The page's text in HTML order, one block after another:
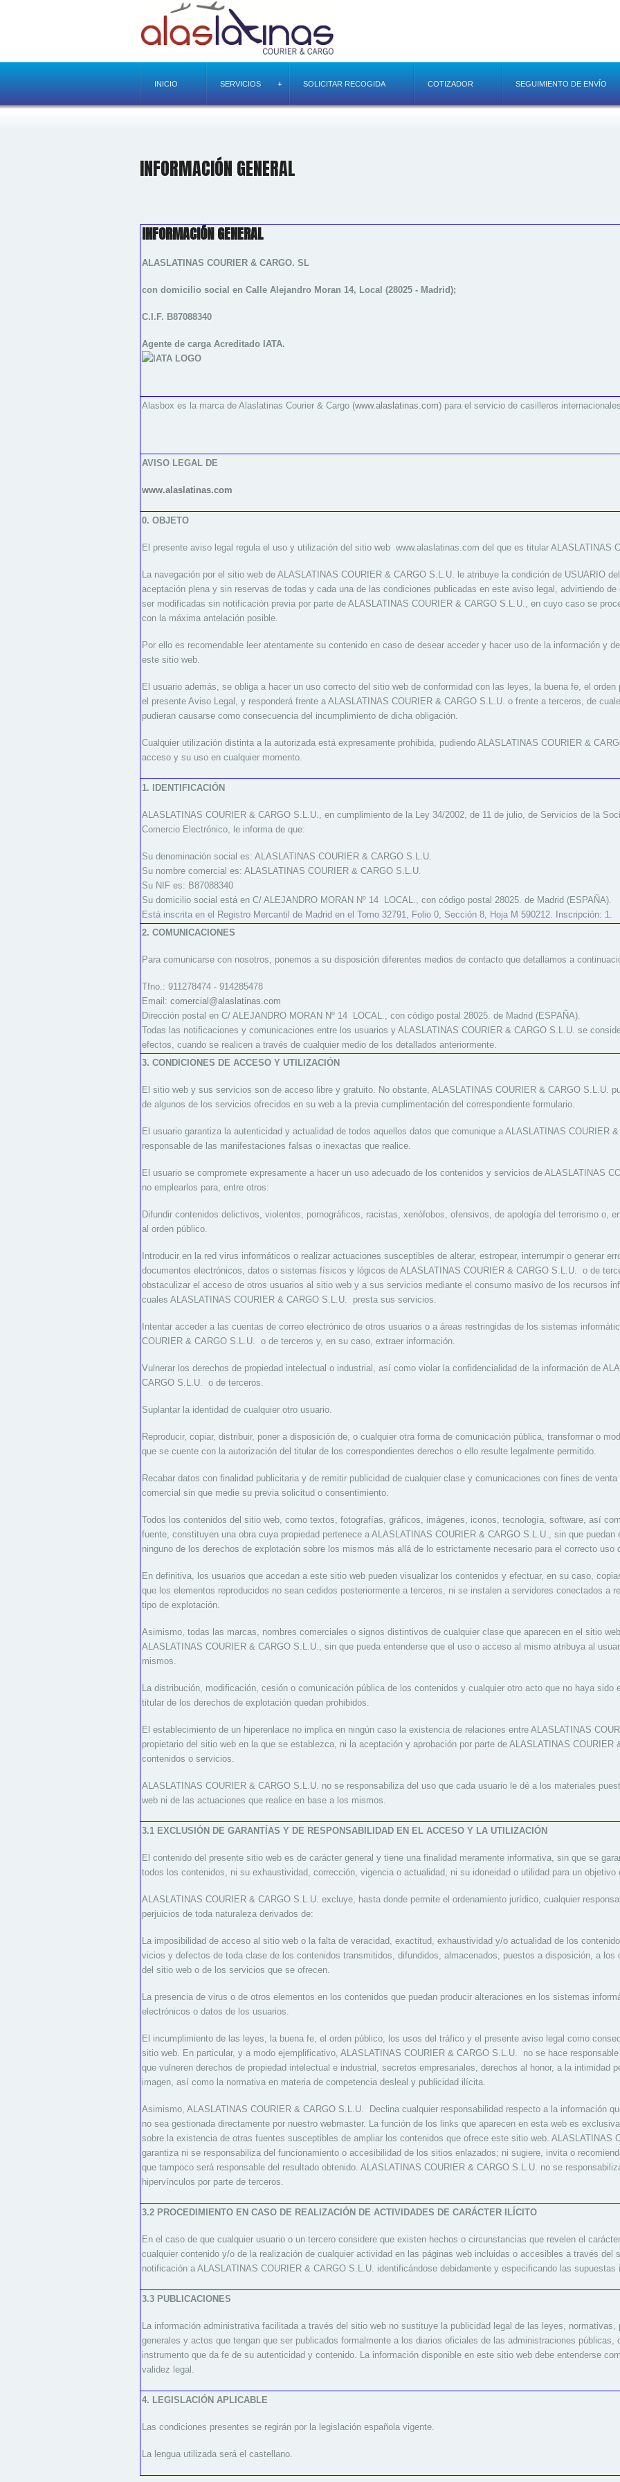
INICIO SERVICIOS SOLICITAR RECOGIDA COTIZADOR SEGUIMIENTO DE ENVÍO
INFORMACIÓN GENERAL
INFORMACIÓN GENERAL
ALASLATINAS COURIER & CARGO. SL
con domicilio social en Calle Alejandro Moran 14, Local (28025 - Madrid);
C.I.F. B87088340
Agente de carga Acreditado IATA.
Alasbox es la marca de Alaslatinas Courier & Cargo (www.alaslatinas.com) para el servicio de casilleros internacionales.
AVISO LEGAL DE
www.alaslatinas.com
0. OBJETO
El presente aviso legal regula el uso y utilización del sitio web www.alaslatinas.com del que es titular ALASLATINAS
La navegación por el sitio web de ALASLATINAS COURIER & CARGO S.L.U. le atribuye la condición de USUARIO
aceptación plena y sin reservas de todas y cada una de las condiciones publicadas en este aviso legal, advirtiendo de
ser modificadas sin notificación previa por parte de ALASLATINAS COURIER & CARGO S.L.U., en cuyo caso se
con la máxima antelación posible.
Por ello es recomendable leer atentamente su contenido en caso de desear acceder y hacer uso de la información y
este sitio web.
El usuario además, se obliga a hacer un uso correcto del sitio web de conformidad con las leyes, la buena fe, el orden
el presente Aviso Legal, y responderá frente a ALASLATINAS COURIER & CARGO S.L.U. o frente a terceros, de
pudieran causarse como consecuencia del incumplimiento de dicha obligación.
Cualquier utilización distinta a la autorizada está expresamente prohibida, pudiendo ALASLATINAS COURIER &
acceso y su uso en cualquier momento.
1. IDENTIFICACIÓN
ALASLATINAS COURIER & CARGO S.L.U., en cumplimiento de la Ley 34/2002, de 11 de julio, de Servicios de la
Comercio Electrónico, le informa de que:
Su denominación social es: ALASLATINAS COURIER & CARGO S.L.U.
Su nombre comercial es: ALASLATINAS COURIER & CARGO S.L.U.
Su NIF es: B87088340
Su domicilio social está en C/ ALEJANDRO MORAN Nº 14 LOCAL., con código postal 28025. de Madrid (ESPAÑA).
Está inscrita en el Registro Mercantil de Madrid en el Tomo 32791, Folio 0, Sección 8, Hoja M 590212. Inscripción: 1.
2. COMUNICACIONES
Para comunicarse con nosotros, ponemos a su disposición diferentes medios de contacto que detallamos a
Tfno.: 911278474 - 914285478
Email: comercial@alaslatinas.com
Dirección postal en C/ ALEJANDRO MORAN Nº 14 LOCAL., con código postal 28025. de Madrid (ESPAÑA).
Todas las notificaciones y comunicaciones entre los usuarios y ALASLATINAS COURIER & CARGO S.L.U. se
efectos, cuando se realicen a través de cualquier medio de los detallados anteriormente.
3. CONDICIONES DE ACCESO Y UTILIZACIÓN
El sitio web y sus servicios son de acceso libre y gratuito. No obstante, ALASLATINAS COURIER & CARGO S.L.U.
de algunos de los servicios ofrecidos en su web a la previa cumplimentación del correspondiente formulario.
El usuario garantiza la autenticidad y actualidad de todos aquellos datos que comunique a ALASLATINAS COURIER
responsable de las manifestaciones falsas o inexactas que realice.
El usuario se compromete expresamente a hacer un uso adecuado de los contenidos y servicios de ALASLATINAS
no emplearlos para, entre otros:
Difundir contenidos delictivos, violentos, pornográficos, racistas, xenófobos, ofensivos, de apología del terrorismo o,
al orden público.
Introducir en la red virus informáticos o realizar actuaciones susceptibles de alterar, estropear, interrumpir o generar
documentos electrónicos, datos o sistemas físicos y lógicos de ALASLATINAS COURIER & CARGO S.L.U. o de
obstaculizar el acceso de otros usuarios al sitio web y a sus servicios mediante el consumo masivo de los recursos
cuales ALASLATINAS COURIER & CARGO S.L.U. presta sus servicios.
Intentar acceder a las cuentas de correo electrónico de otros usuarios o a áreas restringidas de los sistemas
COURIER & CARGO S.L.U. o de terceros y, en su caso, extraer información.
Vulnerar los derechos de propiedad intelectual o industrial, así como violar la confidencialidad de la información de
CARGO S.L.U. o de terceros.
Suplantar la identidad de cualquier otro usuario.
Reproducir, copiar, distribuir, poner a disposición de, o cualquier otra forma de comunicación pública, transformar o
que se cuente con la autorización del titular de los correspondientes derechos o ello resulte legalmente permitido.
Recabar datos con finalidad publicitaria y de remitir publicidad de cualquier clase y comunicaciones con fines de venta
comercial sin que medie su previa solicitud o consentimiento.
Todos los contenidos del sitio web, como textos, fotografías, gráficos, imágenes, iconos, tecnología, software, así
fuente, constituyen una obra cuya propiedad pertenece a ALASLATINAS COURIER & CARGO S.L.U., sin que puedan
ninguno de los derechos de explotación sobre los mismos más allá de lo estrictamente necesario para el correcto uso
En definitiva, los usuarios que accedan a este sitio web pueden visualizar los contenidos y efectuar, en su caso,
que los elementos reproducidos no sean cedidos posteriormente a terceros, ni se instalen a servidores conectados a
tipo de explotación.
Asimismo, todas las marcas, nombres comerciales o signos distintivos de cualquier clase que aparecen en el sitio web
ALASLATINAS COURIER & CARGO S.L.U., sin que pueda entenderse que el uso o acceso al mismo atribuya al
mismos.
La distribución, modificación, cesión o comunicación pública de los contenidos y cualquier otro acto que no haya sido
titular de los derechos de explotación quedan prohibidos.
El establecimiento de un hiperenlace no implica en ningún caso la existencia de relaciones entre ALASLATINAS
propietario del sitio web en la que se establezca, ni la aceptación y aprobación por parte de ALASLATINAS COURIER
contenidos o servicios.
ALASLATINAS COURIER & CARGO S.L.U. no se responsabiliza del uso que cada usuario le dé a los materiales
web ni de las actuaciones que realice en base a los mismos.
3.1 EXCLUSIÓN DE GARANTÍAS Y DE RESPONSABILIDAD EN EL ACCESO Y LA UTILIZACIÓN
El contenido del presente sitio web es de carácter general y tiene una finalidad meramente informativa, sin que se
todos los contenidos, ni su exhaustividad, corrección, vigencia o actualidad, ni su idoneidad o utilidad para un objetivo
ALASLATINAS COURIER & CARGO S.L.U. excluye, hasta donde permite el ordenamiento jurídico, cualquier
perjuicios de toda naturaleza derivados de:
La imposibilidad de acceso al sitio web o la falta de veracidad, exactitud, exhaustividad y/o actualidad de los
vicios y defectos de toda clase de los contenidos transmitidos, difundidos, almacenados, puestos a disposición, a los
del sitio web o de los servicios que se ofrecen.
La presencia de virus o de otros elementos en los contenidos que puedan producir alteraciones en los sistemas
electrónicos o datos de los usuarios.
El incumplimiento de las leyes, la buena fe, el orden público, los usos del tráfico y el presente aviso legal como
sitio web. En particular, y a modo ejemplificativo, ALASLATINAS COURIER & CARGO S.L.U. no se hace responsable
que vulneren derechos de propiedad intelectual e industrial, secretos empresariales, derechos al honor, a la intimidad
imagen, así como la normativa en materia de competencia desleal y publicidad ilícita.
Asimismo, ALASLATINAS COURIER & CARGO S.L.U. Declina cualquier responsabilidad respecto a la información
no sea gestionada directamente por nuestro webmaster. La función de los links que aparecen en esta web es
sobre la existencia de otras fuentes susceptibles de ampliar los contenidos que ofrece este sitio web. ALASLATINAS
garantiza ni se responsabiliza del funcionamiento o accesibilidad de los sitios enlazados; ni sugiere, invita o
que tampoco será responsable del resultado obtenido. ALASLATINAS COURIER & CARGO S.L.U. no se
hipervínculos por parte de terceros.
3.2 PROCEDIMIENTO EN CASO DE REALIZACIÓN DE ACTIVIDADES DE CARÁCTER ILÍCITO
En el caso de que cualquier usuario o un tercero considere que existen hechos o circunstancias que revelen el
cualquier contenido y/o de la realización de cualquier actividad en las páginas web incluidas o accesibles a través del
notificación a ALASLATINAS COURIER & CARGO S.L.U. identificándose debidamente y especificando las supuestas
3.3 PUBLICACIONES
La información administrativa facilitada a través del sitio web no sustituye la publicidad legal de las leyes, normativas,
generales y actos que tengan que ser publicados formalmente a los diarios oficiales de las administraciones públicas,
instrumento que da fe de su autenticidad y contenido. La información disponible en este sitio web debe entenderse
validez legal.
4. LEGISLACIÓN APLICABLE
Las condiciones presentes se regirán por la legislación española vigente.
La lengua utilizada será el castellano.